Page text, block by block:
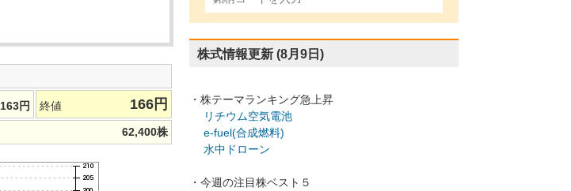
163円 終値 166 円
62,400株
株式情報更新 (8月9日)
・株テーマランキング急上昇
リチウム空気電池
e-fuel(合成燃料)
水中ドローン
・今週の注目株ベスト５